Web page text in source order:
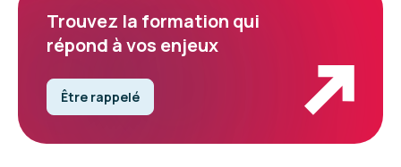
Trouvez la formation qui
répond à vos enjeux
Être rappelé